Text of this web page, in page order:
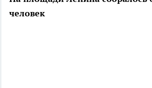
человек